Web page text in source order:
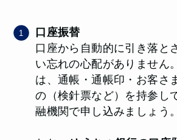
口座振替
口座から自動的に引き落と
い忘れの心配がありません
は、通帳・通帳印・お客さ
の（検針票など）を持参し
融機関で申し込みましょう。